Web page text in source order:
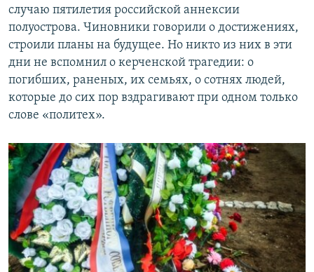
случаю пятилетия российской аннексии
полуострова. Чиновники говорили о достижениях,
строили планы на будущее. Но никто из них в эти
дни не вспомнил о керченской трагедии: о
погибших, раненых, их семьях, о сотнях людей,
которые до сих пор вздрагивают при одном только
слове «политех».